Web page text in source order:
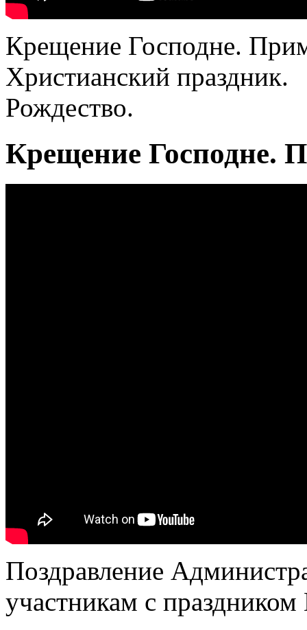
Крещение Господне.
Христианский праздник.
Рождество.
Крещение Господне.
Поздравление
участникам с